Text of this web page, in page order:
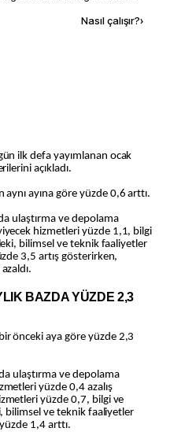
Nasıl çalışır?›
ilk defa yayımlanan ocak
açıkladı.
aynı ayına göre yüzde 0,6 arttı.
ulaştırma ve depolama
hizmetleri yüzde 1,1, bilgi
bilimsel ve teknik faaliyetler
3,5 artış gösterirken,
BAZDA YÜZDE 2,3
önceki aya göre yüzde 2,3
ulaştırma ve depolama
yüzde 0,4 azalış
yüzde 0,7, bilgi ve
bilimsel ve teknik faaliyetler
1,4 arttı.